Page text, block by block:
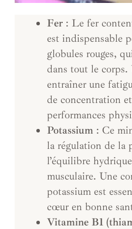
Fer : Le fer
est indispensable
globules rouges,
dans tout le corps.
entraîner une
de concentration
performances
Potassium : Ce
la régulation de la
l’équilibre
musculaire. Une
potassium est
cœur en bonne
Vitamine B1